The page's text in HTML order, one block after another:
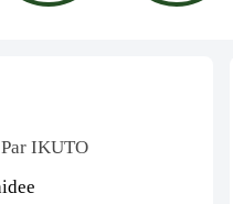
Par IKUTO